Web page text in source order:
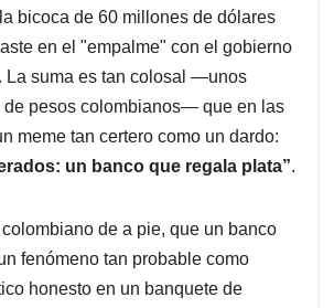
bicoca de 60 millones de dólares
en el "empalme" con el gobierno
La suma es tan colosal —unos
de pesos colombianos— que en las
meme tan certero como un dardo:
un banco que regala plata”.
de a pie, que un banco
fenómeno tan probable como
honesto en un banquete de